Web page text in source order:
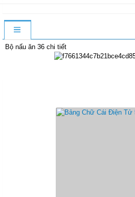
Bộ nấu ăn 36 chi tiết